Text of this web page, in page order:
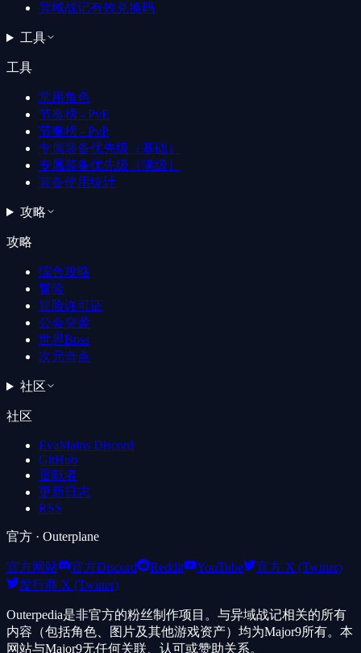
异域战记有效兑换码
工具
工具
常用角色
节奏榜 - PvE
节奏榜 - PvP
专属装备优先级（基础）
专属装备优先级（满级）
装备使用统计
攻略
攻略
综合攻略
冒险
冒险许可证
公会突袭
世界Boss
次元奇点
社区
社区
EvaMains Discord
GitHub
贡献者
更新日志
RSS
官方 · Outerplane
官方网站 官方Discord Reddit YouTube
官方 X (Twitter)
发行商 X (Twitter)
Outerpedia是非官方的粉丝制作项目。与异域战记相关的所有
内容（包括角色、图片及其他游戏资产）均为Major9所有。本
网站与Major9无任何关联、认可或赞助关系。